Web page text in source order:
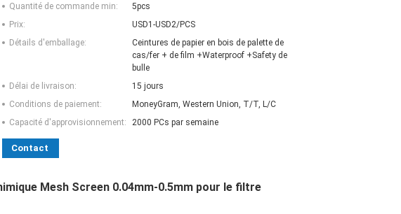
Quantité de commande min:
5pcs
Prix:
USD1-USD2/PCS
Détails d'emballage:
Ceintures de papier en bois de palette de
cas/fer + de film +Waterproof +Safety de
bulle
Délai de livraison:
15 jours
Conditions de paiement:
MoneyGram, Western Union, T/T, L/C
Capacité d'approvisionnement:
2000 PCs par semaine
Contact
Mesh Screen 0.04mm-0.5mm pour le filtre